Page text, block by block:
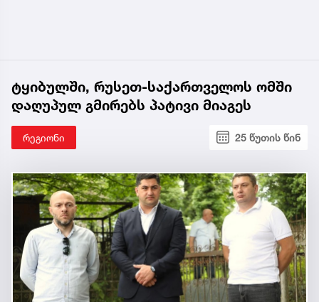
ტყიბულში, რუსეთ-საქართველოს ომში
დაღუპულ გმირებს პატივი მიაგეს
რეგიონი 25 წუთის წინ